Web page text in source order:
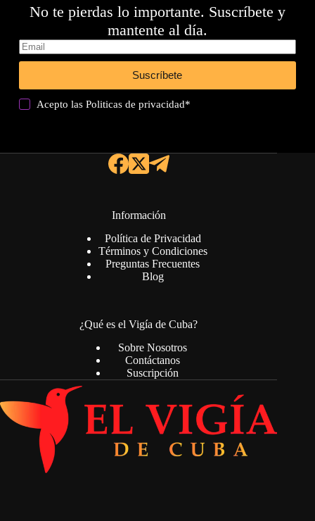
No te pierdas lo importante. Suscríbete y
mantente al día.
Suscríbete
Acepto lasPoliticas de privacidad*
Información
Política de Privacidad
Términos y Condiciones
Preguntas Frecuentes
Blog
¿Qué es el Vigía de Cuba?
Sobre Nosotros
Contáctanos
Suscripción